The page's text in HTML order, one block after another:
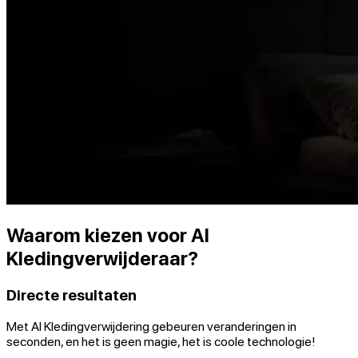
Waarom kiezen voor AI
Kledingverwijderaar?
Directe resultaten
Met AI Kledingverwijdering gebeuren veranderingen in
seconden, en het is geen magie, het is coole technologie!